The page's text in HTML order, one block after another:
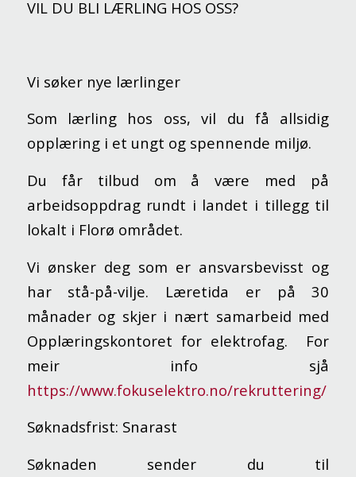
VIL DU BLI LÆRLING HOS OSS?
Vi søker nye lærlinger
Som lærling hos oss, vil du få allsidig
opplæring i et ungt og spennende miljø.
Du får tilbud om å være med på
arbeidsoppdrag rundt i landet i tillegg til
lokalt i Florø området.
Vi ønsker deg som er ansvarsbevisst og
har stå-på-vilje. Læretida er på 30
månader og skjer i nært samarbeid med
Opplæringskontoret for elektrofag. For
meir info sjå
https://www.fokuselektro.no/rekruttering/
Søknadsfrist: Snarast
Søknaden sender du til